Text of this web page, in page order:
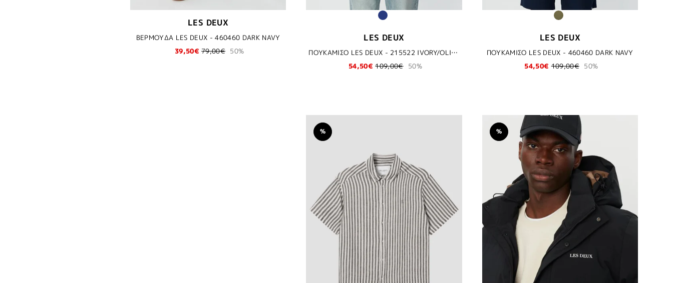
LES DEUX
ΒΕΡΜΟΥΔΑ LES DEUX - 460460 DARK NAVY
39,50€ 79,00€ 50%
LES DEUX
ΠΟΥΚΑΜΙΣΟ LES DEUX - 215522 IVORY/OLIVE NIGHT
54,50€ 109,00€ 50%
LES DEUX
ΠΟΥΚΑΜΙΣΟ LES DEUX - 460460 DARK NAVY
54,50€ 109,00€ 50%
% %